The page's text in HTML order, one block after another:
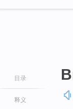
目录
释义